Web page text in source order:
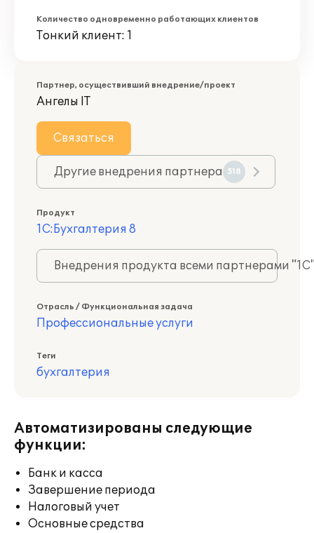
Количество одновременно работающих клиентов
Тонкий клиент: 1
Партнер, осуществивший внедрение/проект
Ангелы IT
Связаться
Другие внедрения партнера 518
Продукт
1С:Бухгалтерия 8
Внедрения продукта всеми партнерами
Отрасль / Функциональная задача
Профессиональные услуги
Теги
бухгалтерия
Автоматизированы следующие
функции:
Банк и касса
Завершение периода
Налоговый учет
Основные средства